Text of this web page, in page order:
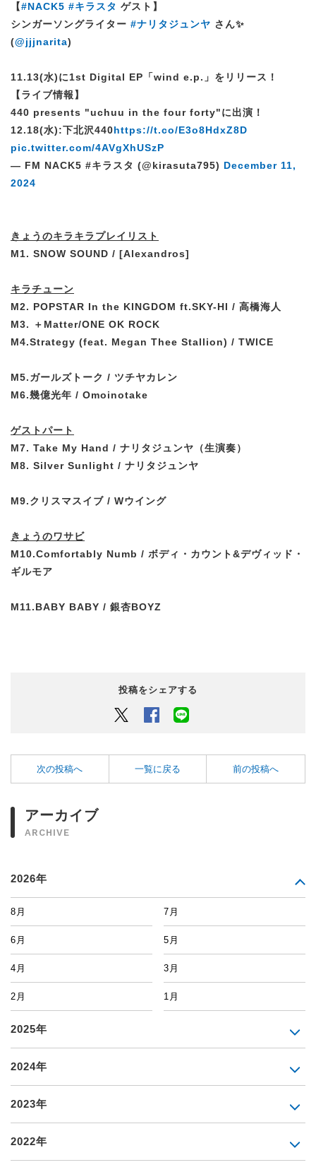
【#NACK5 #キラスタ ゲスト】
シンガーソングライター #ナリタジュンヤ さん✨
(@jjjnarita)
11.13(水)に1st Digital EP「wind e.p.」をリリース！
【ライブ情報】
440 presents "uchuu in the four forty"に出演！
12.18(水):下北沢440https://t.co/E3o8HdxZ8D
pic.twitter.com/4AVgXhUSzP
— FM NACK5 #キラスタ (@kirasuta795) December 11,
2024
きょうのキラキラプレイリスト
M1. SNOW SOUND / [Alexandros]
キラチューン
M2. POPSTAR In the KINGDOM ft.SKY-HI / 高橋海人
M3. ＋Matter/ONE OK ROCK
M4.Strategy (feat. Megan Thee Stallion) / TWICE
M5.ガールズトーク / ツチヤカレン
M6.幾億光年 / Omoinotake
ゲストパート
M7. Take My Hand / ナリタジュンヤ （生演奏）
M8. Silver Sunlight / ナリタジュンヤ
M9.クリスマスイブ / Wウイング
きょうのワサビ
M10.Comfortably Numb / ボディ・カウント&デヴィッド・
ギルモア
M11.BABY BABY / 銀杏BOYZ
投稿をシェアする
Twitter Facebook
次の投稿へ 一覧に戻る 前の投稿へ
アーカイブ
ARCHIVE
2026年
8月 7月
6月 5月
4月 3月
2月 1月
2025年
2024年
2023年
2022年